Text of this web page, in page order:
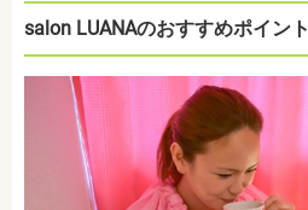
salon LUANAのおすすめポイント